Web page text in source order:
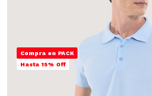
Compra en PACK
Hasta 15% Off